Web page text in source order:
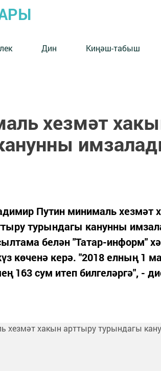
Дин Киңәш-табыш
хезмәт
Путин минималь хезмәт
турындагы канунны
белән "Татар-информ"
көченә керә. "2018 елның 1
163 сум итеп билгеләргә", -